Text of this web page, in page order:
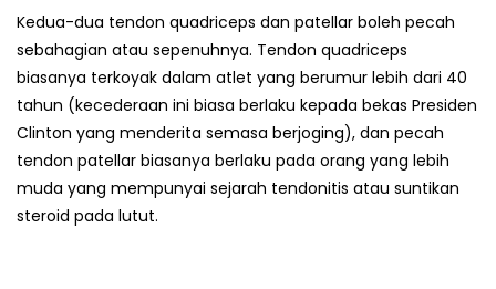
Kedua-dua tendon quadriceps dan patellar boleh pecah
sebahagian atau sepenuhnya. Tendon quadriceps
biasanya terkoyak dalam atlet yang berumur lebih dari 40
tahun (kecederaan ini biasa berlaku kepada bekas Presiden
Clinton yang menderita semasa berjoging), dan pecah
tendon patellar biasanya berlaku pada orang yang lebih
muda yang mempunyai sejarah tendonitis atau suntikan
steroid pada lutut.